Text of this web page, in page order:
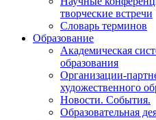
творческие встречи
Словарь терминов
Образование
Академическая
образования
Организации-
художественного
Новости. События.
Образовательная